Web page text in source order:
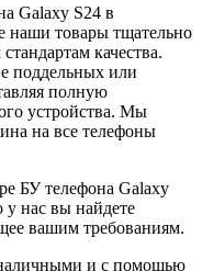
Galaxy S24 в
наши товары тщательно
качества.
поддельных или
полную
устройства. Мы
на все телефоны
БУ телефона Galaxy
нас вы найдете
вашим требованиям.
наличными и с помощью